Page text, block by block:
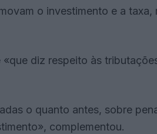
o investimento e a
diz respeito às
o quanto antes, sobre
complementou.